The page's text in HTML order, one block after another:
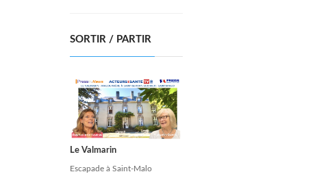
SORTIR / PARTIR
Le Valmarin
Escapade à Saint-Malo